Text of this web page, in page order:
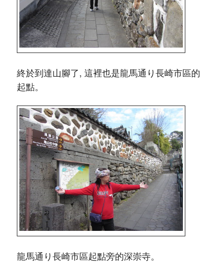
終於到達山腳了, 這裡也是龍馬通り長崎市區的
起點。
龍馬通り長崎市區起點旁的深崇寺。